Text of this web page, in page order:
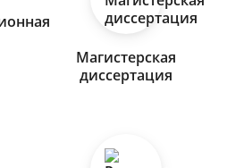
Магистерская
диссертация